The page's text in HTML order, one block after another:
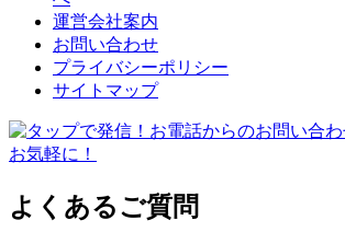
運営会社案内
お問い合わせ
プライバシーポリシー
サイトマップ
よくあるご質問